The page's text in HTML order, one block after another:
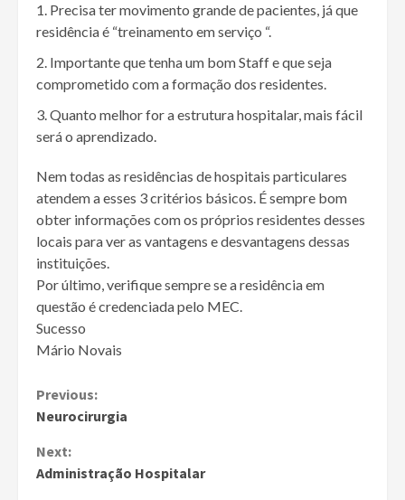
Precisa ter movimento grande de pacientes, já que
residência é “treinamento em serviço “.
Importante que tenha um bom Staff e que seja
comprometido com a formação dos residentes.
Quanto melhor for a estrutura hospitalar, mais fácil
será o aprendizado.
Nem todas as residências de hospitais particulares
atendem a esses 3 critérios básicos. É sempre bom
obter informações com os próprios residentes desses
locais para ver as vantagens e desvantagens dessas
instituições.
Por último, verifique sempre se a residência em
questão é credenciada pelo MEC.
Sucesso
Mário Novais
Continue
Reading
Previous:
Neurocirurgia
Next:
Administração Hospitalar